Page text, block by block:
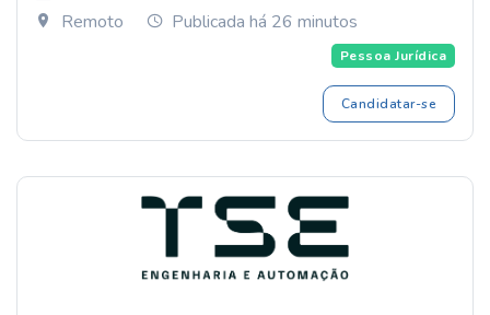
Remoto
Publicada há 26 minutos
Pessoa Jurídica
Candidatar-se